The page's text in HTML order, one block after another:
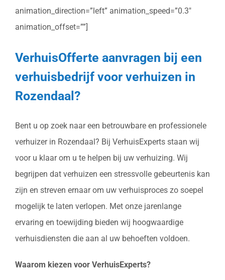
animation_direction=”left” animation_speed=”0.3″
animation_offset=””]
VerhuisOfferte aanvragen bij een
verhuisbedrijf voor verhuizen in
Rozendaal?
Bent u op zoek naar een betrouwbare en professionele
verhuizer in Rozendaal? Bij VerhuisExperts staan wij
voor u klaar om u te helpen bij uw verhuizing. Wij
begrijpen dat verhuizen een stressvolle gebeurtenis kan
zijn en streven ernaar om uw verhuisproces zo soepel
mogelijk te laten verlopen. Met onze jarenlange
ervaring en toewijding bieden wij hoogwaardige
verhuisdiensten die aan al uw behoeften voldoen.
Waarom kiezen voor VerhuisExperts?